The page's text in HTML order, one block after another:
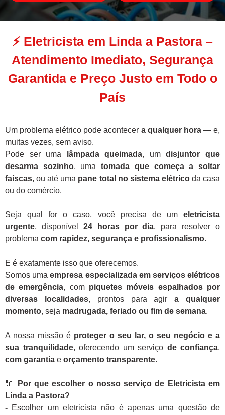
⚡ Eletricista em Linda a Pastora –
Atendimento Imediato, Segurança
Garantida e Preço Justo em Todo o
País
Um problema elétrico pode acontecer a qualquer hora— e,
muitas vezes, sem aviso.
Pode ser uma
lâmpada queimada, umdisjuntor que
desarma sozinho, umatomada que começa a soltar
faíscas, ou até uma pane total no sistema elétricoda casa
ou do comércio.
Seja qual for o caso, você precisa de um eletricista
urgente, disponível 24 horas por dia, para resolver o
problema com rapidez, segurança e profissionalismo.
E é exatamente isso que oferecemos.
Somos umaempresa especializada em serviços elétricos
de emergência, com piquetes móveis espalhados por
diversas localidades, prontos para agira qualquer
momento, seja madrugada, feriado ou fim de semana.
A nossa missão é proteger o seu lar, o seu negócio e a
sua tranquilidade, oferecendo um serviço de confiança,
com garantia e orçamento transparente.
🔌
Por que escolher o nosso serviço de Eletricista em
Linda a Pastora?
- Escolher um eletricista não é apenas uma questão de